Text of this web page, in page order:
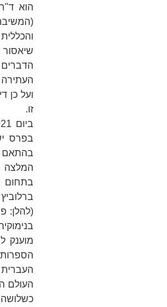
הוא
(המשיבה 2.
ועל כן
זו.
בהתאם
המלצה
בתחום
(להלן:
מוענק
העולם
כשלושה